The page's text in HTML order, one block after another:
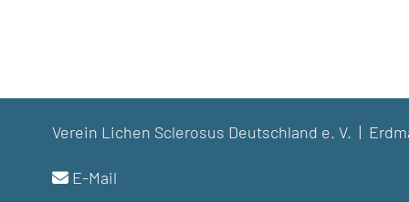
Verein Lichen Sclerosus Deutschland e. V. |
E-Mail